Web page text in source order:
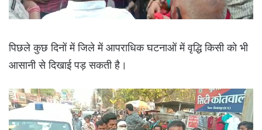
पिछले कुछ दिनों में जिले में आपराधिक घटनाओं में वृद्धि किसी को भी
आसानी से दिखाई पड़ सकती है।